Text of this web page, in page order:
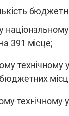
391 місце;
технічному
технічному
"Око
РЕБ і
збір